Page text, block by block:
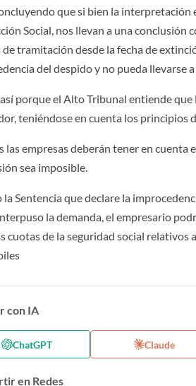
que si bien la interpretación
Social, nos llevan a una
de tramitación desde la fecha de
del despido y no pueda llevarse
porque el Alto Tribunal entiende
teniéndose en cuenta los principios
las empresas deberán tener en
sea imposible.
la Sentencia que declare la
la demanda, el empresario
cuotas de la seguridad social
con IA
ChatGPT Claude
en Redes